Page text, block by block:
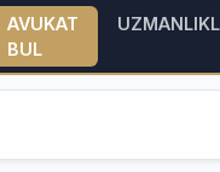
AVUKAT
BUL